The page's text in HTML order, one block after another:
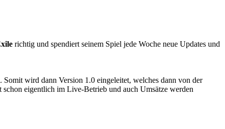
richtig und spendiert seinem Spiel jede Woche neue Updates und
wird dann Version 1.0 eingeleitet, welches dann von der
eigentlich im Live-Betrieb und auch Umsätze werden